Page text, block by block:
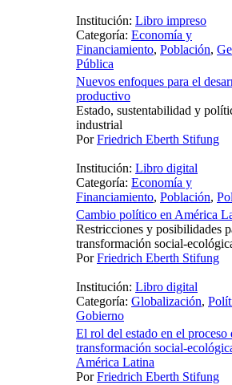
Institución: Libro impreso
Categoría: Economía y
Financiamiento, Población,
Pública
Nuevos enfoques para el
productivo
Estado, sustentabilidad y
industrial
PorFriedrich Eberth Stifung
Institución: Libro digital
Categoría: Economía y
Financiamiento, Población,
Cambio político en América
Restricciones y posibilidades
transformación social-
PorFriedrich Eberth Stifung
Institución: Libro digital
Categoría: Globalización,
Gobierno
El rol del estado en el proceso
transformación social-
América Latina
PorFriedrich Eberth Stifung